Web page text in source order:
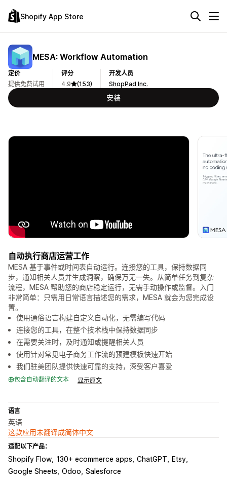
Shopify App Store
MESA: Workflow Automation
定价
提供免费试用
评分
4.9
(153)
开发人员
ShopPad Inc.
安装
自动执行商店运营工作
MESA 基于事件或时间表自动运行。连接您的工具，保持数据同
步，通知相关人员并生成洞察，确保万无一失。从简单任务到复杂
流程，MESA 帮助您的商店稳定运行，无需手动操作或监督。入门
非常简单：只需用日常语言描述您的需求，MESA 就会为您完成设
置。
使用通俗语言构建自定义自动化，无需编写代码
连接您的工具，在整个技术栈中保持数据同步
在需要关注时，及时通知或提醒相关人员
使用针对常见电子商务工作流的预建模板快速开始
我们驻美团队提供快速可靠的支持，深受客户喜爱
包含自动翻译的文本 显示原文
语言
英语
这款应用未翻译成简体中文
适配以下产品：
Shopify Flow 130+ ecommerce apps ChatGPT
Etsy
Google Sheets Odoo Salesforce